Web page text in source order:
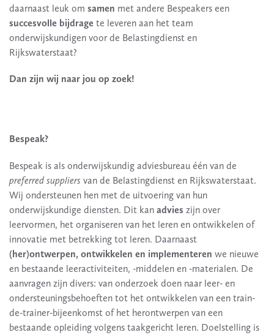
daarnaast leuk om samen met andere Bespeakers een
succesvolle bijdrage te leveren aan het team
onderwijskundigen voor de Belastingdienst en
Rijkswaterstaat?
Dan zijn wij naar jou op zoek!
Bespeak?
Bespeak is als onderwijskundig adviesbureau één van de
preferred suppliers van de Belastingdienst en Rijkswaterstaat.
Wij ondersteunen hen met de uitvoering van hun
onderwijskundige diensten. Dit kan advies zijn over
leervormen, het organiseren van het leren en ontwikkelen of
innovatie met betrekking tot leren. Daarnaast
(her)ontwerpen, ontwikkelen en implementeren we nieuwe
en bestaande leeractiviteiten, -middelen en -materialen. De
aanvragen zijn divers: van onderzoek doen naar leer- en
ondersteuningsbehoeften tot het ontwikkelen van een train-
de-trainer-bijeenkomst of het herontwerpen van een
bestaande opleiding volgens taakgericht leren. Doelstelling is